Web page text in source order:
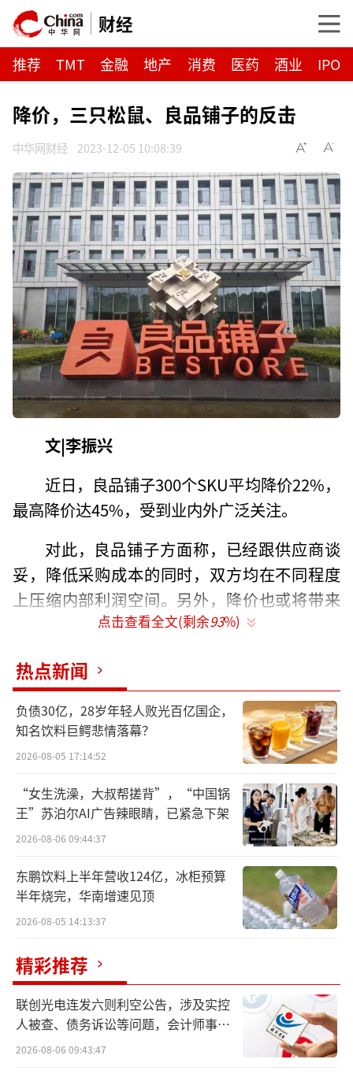
财经
推荐 TMT 金融 地产 消费 医药 酒业 IPO
降价，三只松鼠、良品铺子的反击
中华网财经 2023-12-05 10:08:39
文|李振兴
近日，良品铺子300个SKU平均降价22%，
最高降价达45%，受到业内外广泛关注。
对此，良品铺子方面称，已经跟供应商谈
妥，降低采购成本的同时，双方均在不同程度
上压缩内部利润空间。另外，降价也或将带来
规模效应，整体采购规模或许会有上升表现，
另一家传统巨头三只松鼠也早已参加进
来。12月3日，三只松鼠创始人章燎原在其朋友
圈称，其实三只松鼠早在一年前就实施了“高
端性价比”战略。
这就意味着三只松鼠方面在去年实施
的“高端性价比”战略，就是降价战略。
点击查看全文(剩余93%)
热点新闻
负债30亿，28岁年轻人败光百亿国企，
知名饮料巨鳄悲情落幕？
2026-08-05 17:14:52
“女生洗澡，大叔帮搓背”，“中国锅
王”苏泊尔AI广告辣眼睛，已紧急下架
2026-08-06 09:44:37
东鹏饮料上半年营收124亿，冰柜预算
半年烧完，华南增速见顶
2026-08-05 14:13:37
精彩推荐
联创光电连发六则利空公告，涉及实控
人被查、债务诉讼等问题，会计师事务
所曾出具“保留意见”
2026-08-06 09:43:47